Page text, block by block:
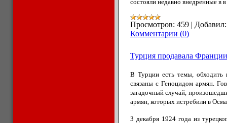
состояли недавно внедренные в в
Просмотров: 459 | Добавил:
Комментарии (0)
Турция продавала
В Турции есть темы, обходить
связаны с Геноцидом армян.
загадочный случай,
армян, которых истребили в
3 декабря 1924 года из